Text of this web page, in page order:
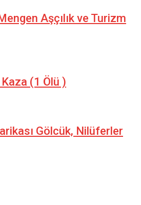
Aşçılık ve Turizm
(1 Ölü )
Gölcük, Nilüferler